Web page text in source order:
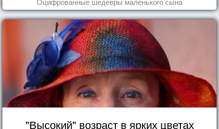
"Высокий" возраст в ярких цветах